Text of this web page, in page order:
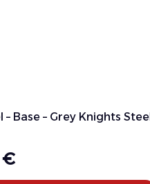
– Base – Grey Knights Steel
€